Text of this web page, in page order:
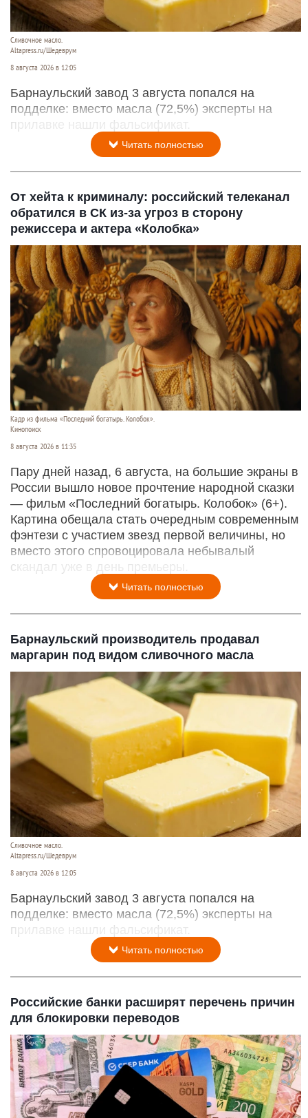
Сливочное масло.
Altapress.ru/Шедеврум
8 августа 2026 в 12:05
Барнаульский завод 3 августа попался на
подделке: вместо масла (72,5%) эксперты на
прилавке нашли фальсификат.
Читать полностью
От хейта к криминалу: российский телеканал
обратился в СК из-за угроз в сторону
режиссера и актера «Колобка»
Кадр из фильма «Последний богатырь. Колобок».
Кинопоиск
8 августа 2026 в 11:35
Пару дней назад, 6 августа, на большие экраны в
России вышло новое прочтение народной сказки
— фильм «Последний богатырь. Колобок» (6+).
Картина обещала стать очередным современным
фэнтези с участием звезд первой величины, но
вместо этого спровоцировала небывалый
скандал уже в день премьеры.
Читать полностью
Барнаульский производитель продавал
маргарин под видом сливочного масла
Сливочное масло.
Altapress.ru/Шедеврум
8 августа 2026 в 12:05
Барнаульский завод 3 августа попался на
подделке: вместо масла (72,5%) эксперты на
прилавке нашли фальсификат.
Читать полностью
Российские банки расширят перечень причин
для блокировки переводов